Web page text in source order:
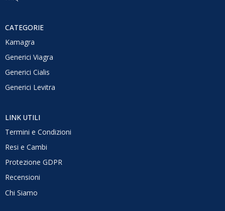
CATEGORIE
Kamagra
Generici Viagra
Generici Cialis
Generici Levitra
LINK UTILI
Termini e Condizioni
Resi e Cambi
Protezione GDPR
Recensioni
Chi Siamo